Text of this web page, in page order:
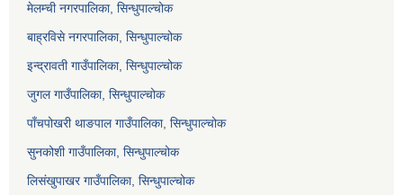
मेलम्ची नगरपालिका, सिन्धुपाल्चोक
बाह्रविसे नगरपालिका, सिन्धुपाल्चोक
इन्द्रावती गाउँपालिका, सिन्धुपाल्चोक
जुगल गाउँपालिका, सिन्धुपाल्चोक
पाँचपोखरी थाङपाल गाउँपालिका, सिन्धुपाल्चोक
सुनकोशी गाउँपालिका, सिन्धुपाल्चोक
लिसंखुपाखर गाउँपालिका, सिन्धुपाल्चोक